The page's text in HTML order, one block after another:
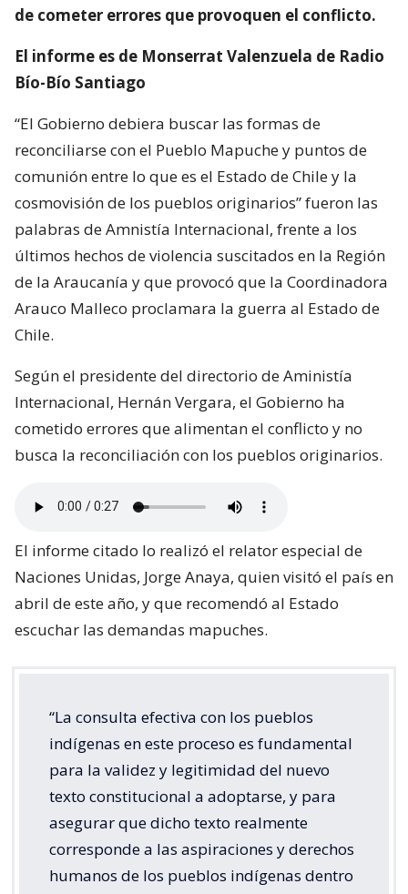
de cometer errores que provoquen el conflicto.
El informe es de Monserrat Valenzuela de Radio
Bío-Bío Santiago
“El Gobierno debiera buscar las formas de
reconciliarse con el Pueblo Mapuche y puntos de
comunión entre lo que es el Estado de Chile y la
cosmovisión de los pueblos originarios” fueron las
palabras de Amnistía Internacional, frente a los
últimos hechos de violencia suscitados en la Región
de la Araucanía y que provocó que la Coordinadora
Arauco Malleco proclamara la guerra al Estado de
Chile.
Según el presidente del directorio de Aministía
Internacional, Hernán Vergara, el Gobierno ha
cometido errores que alimentan el conflicto y no
busca la reconciliación con los pueblos originarios.
El informe citado lo realizó el relator especial de
Naciones Unidas, Jorge Anaya, quien visitó el país en
abril de este año, y que recomendó al Estado
escuchar las demandas mapuches.
“La consulta efectiva con los pueblos
indígenas en este proceso es fundamental
para la validez y legitimidad del nuevo
texto constitucional a adoptarse, y para
asegurar que dicho texto realmente
corresponde a las aspiraciones y derechos
humanos de los pueblos indígenas dentro